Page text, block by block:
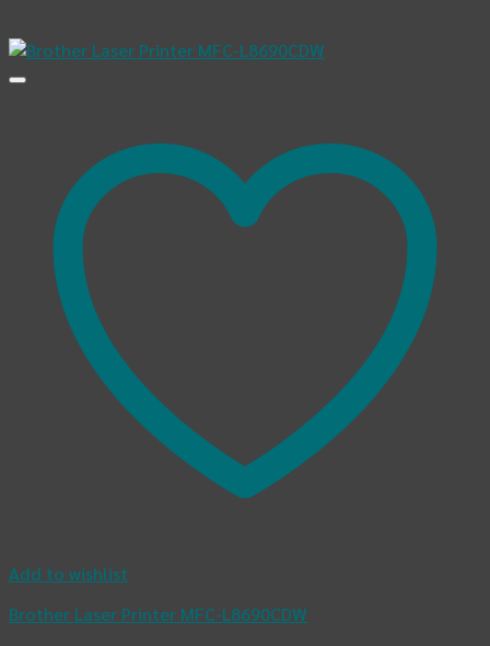
Add to wishlist
Brother Laser Printer MFC-L8690CDW